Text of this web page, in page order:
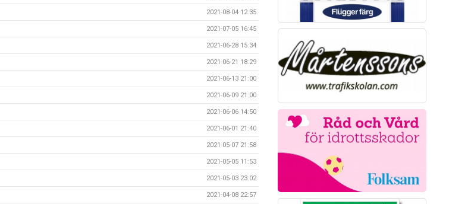
2021-08-04 12:35
2021-07-05 16:45
2021-06-28 15:34
2021-06-21 18:29
2021-06-13 21:00
2021-06-09 21:00
2021-06-06 14:50
2021-06-01 21:40
2021-05-07 21:58
2021-05-05 11:53
2021-05-03 23:02
2021-04-08 22:57